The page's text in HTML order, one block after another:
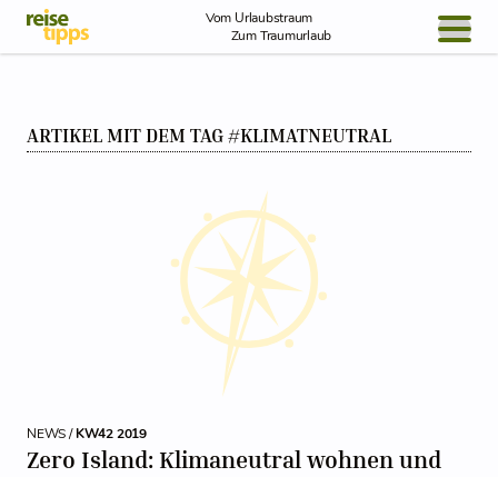
Skip to Content
Vom Urlaubstraum
Zum Traumurlaub
NEWS
ARTIKEL MIT DEM TAG #KLIMATNEUTRAL
NEWS /KW42 2019
Zero Island: Klimaneutral wohnen und